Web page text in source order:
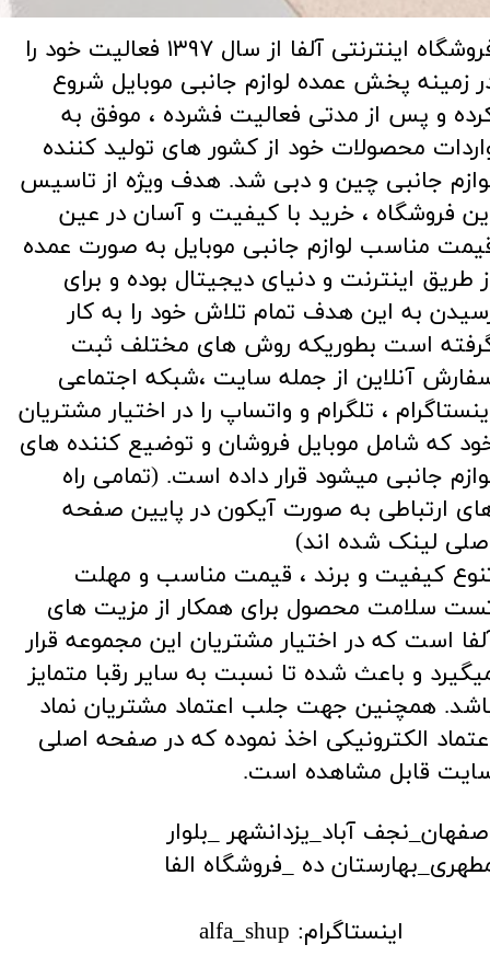
فروشگاه اینترنتی آلفا از سال ۱۳۹۷ فعالیت خود را
زمینه پخش عمده لوازم جانبی موبایل شروع
و پس از مدتی فعالیت فشرده ، موفق به
محصولات خود از کشور های تولید کننده
جانبی چین و دبی شد. هدف ویژه از تاسیس
فروشگاه ، خرید با کیفیت و آسان در عین
مناسب لوازم جانبی موبایل به صورت عمده
طریق اینترنت و دنیای دیجیتال بوده و برای
به این هدف تمام تلاش خود را به کار
است بطوریکه روش های مختلف ثبت
آنلاین از جمله سایت ،شبکه اجتماعی
، تلگرام و واتساپ را در اختیار مشتریان
که شامل موبایل فروشان و توضیع کننده های
جانبی میشود قرار داده است. (تمامی راه
ارتباطی به صورت آیکون در پایین صفحه
لینک شده اند)
کیفیت و برند ، قیمت مناسب و مهلت
سلامت محصول برای همکار از مزیت های
است که در اختیار مشتریان این مجموعه قرار
و باعث شده تا نسبت به سایر رقبا متمایز
همچنین جهت جلب اعتماد مشتریان نماد
الکترونیکی اخذ نموده که در صفحه اصلی
قابل مشاهده است.
آباد_یزدانشهر _بلوار
ده _فروشگاه الفا
​اینستاگرام: alfa_shup